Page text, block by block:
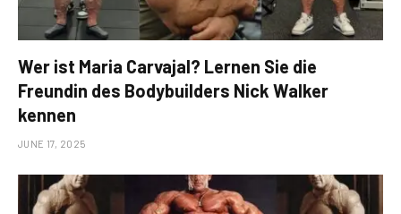
Wer ist Maria Carvajal? Lernen Sie die
Freundin des Bodybuilders Nick Walker
kennen
JUNE 17, 2025